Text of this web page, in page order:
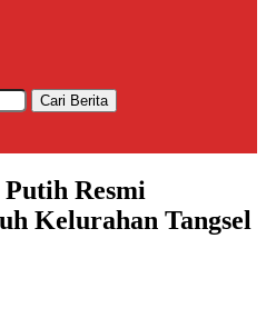
Cari Berita
Resmi
Kelurahan Tangsel